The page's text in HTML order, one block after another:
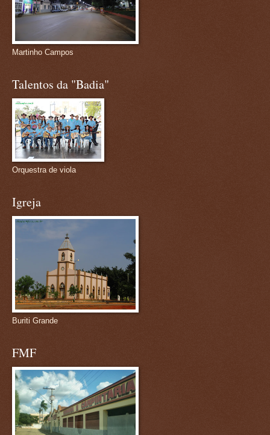
Martinho Campos
Talentos da "Badia"
Orquestra de viola
Igreja
Buriti Grande
FMF